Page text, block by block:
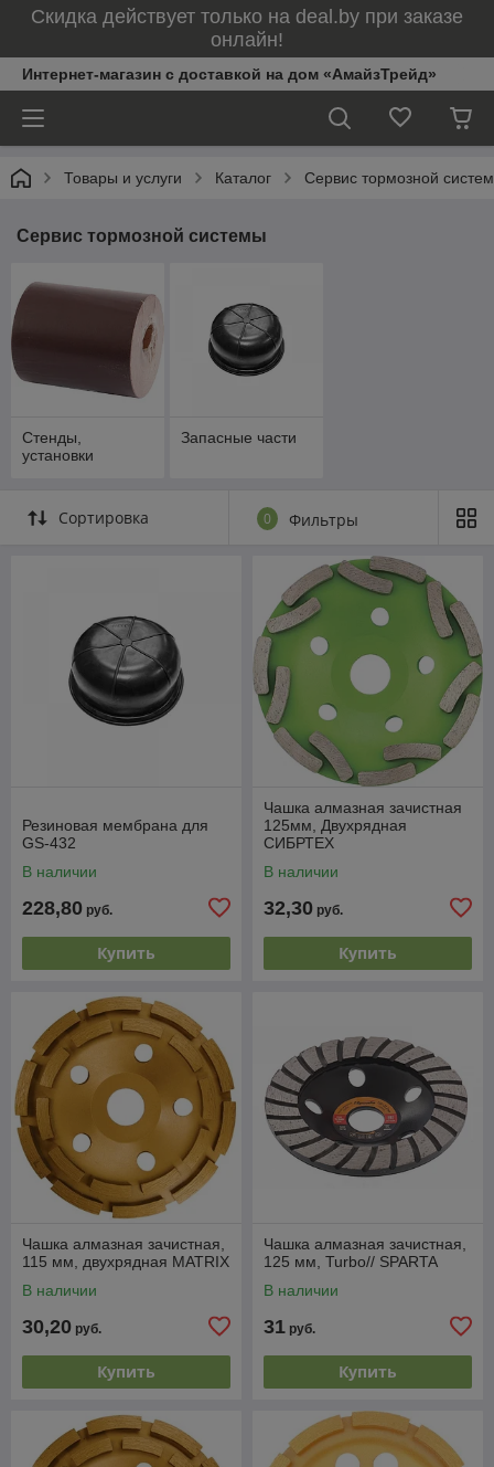
Скидка действует только на deal.by при заказе
онлайн!
Интернет-магазин с доставкой на дом «АмайзТрейд»
Товары и услуги Каталог Сервис тормозной
Сервис тормозной системы
Стенды,
установки
Запасные части
Сортировка 0 Фильтры
Резиновая мембрана для
GS-432
В наличии
228,80 руб.
Купить
Чашка алмазная зачистная
125мм, Двухрядная
СИБРТЕХ
В наличии
32,30 руб.
Купить
Чашка алмазная зачистная,
115 мм, двухрядная MATRIX
В наличии
30,20 руб.
Купить
Чашка алмазная зачистная,
125 мм, Turbo// SPARTA
В наличии
31 руб.
Купить